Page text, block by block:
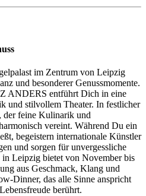
im Zentrum von Leipzig
und besonderer Genussmomente.
ANDERS entführt Dich in eine
und stilvollem Theater. In festlicher
der feine Kulinarik und
vereint. Während Du ein
begeistern internationale Künstler
und sorgen für unvergessliche
Leipzig bietet von November bis
aus Geschmack, Klang und
Dinner, das alle Sinne anspricht
berührt.